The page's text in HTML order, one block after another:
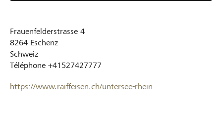
Frauenfelderstrasse 4
8264 Eschenz
Schweiz
Téléphone +41527427777
https://www.raiffeisen.ch/untersee-rhein